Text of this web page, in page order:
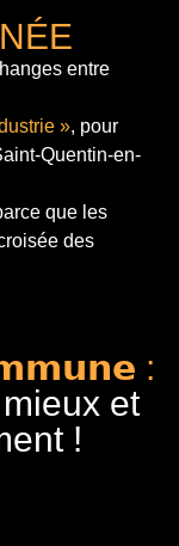
entre
», pour
Quentin-en-
que les
des
:
et
!